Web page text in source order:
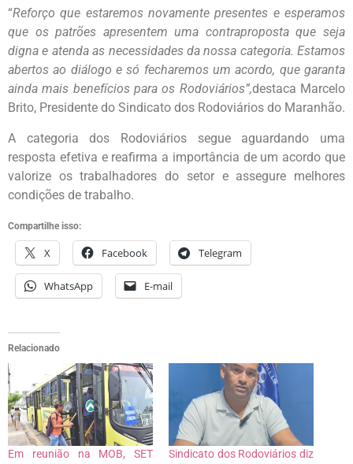
“Reforço que estaremos novamente presentes e esperamos
que os patrões apresentem uma contraproposta que seja
digna e atenda as necessidades da nossa categoria. Estamos
abertos ao diálogo e só fecharemos um acordo, que garanta
ainda mais benefícios para os Rodoviários”,destaca Marcelo
Brito, Presidente do Sindicato dos Rodoviários do Maranhão.
A categoria dos Rodoviários segue aguardando uma
resposta efetiva e reafirma a importância de um acordo que
valorize os trabalhadores do setor e assegure melhores
condições de trabalho.
Compartilhe isso:
X Facebook Telegram
WhatsApp E-mail
Relacionado
Em reunião na MOB, SET
Sindicato dos Rodoviários diz